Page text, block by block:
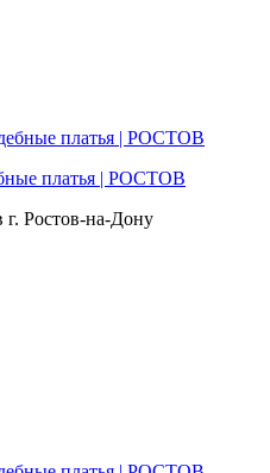
платья | РОСТОВ
г. Ростов-на-Дону